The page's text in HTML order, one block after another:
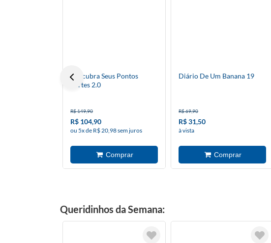
Descubra Seus Pontos
Fortes 2.0
R$ 149,90
R$ 104,90
ou 5x de R$ 20,98 sem juros
Diário De Um Banana 19
R$ 69,90
R$ 31,50
à vista
Queridinhos da Semana: